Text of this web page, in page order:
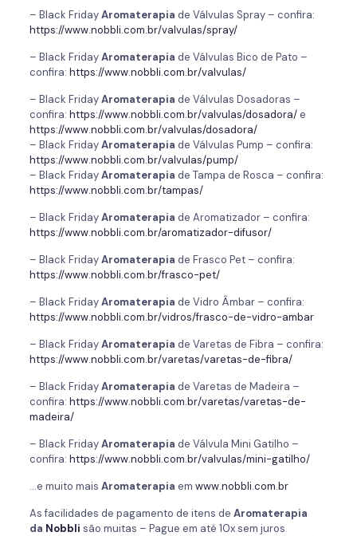
– Black FridayAromaterapia de Válvulas Spray – confira:
https://www.nobbli.com.br/valvulas/spray/
– Black FridayAromaterapia de Válvulas Bico de Pato –
confira: https://www.nobbli.com.br/valvulas/
– Black FridayAromaterapia de Válvulas Dosadoras –
confira: https://www.nobbli.com.br/valvulas/dosadora/e
https://www.nobbli.com.br/valvulas/dosadora/
– Black FridayAromaterapia de Válvulas Pump – confira:
https://www.nobbli.com.br/valvulas/pump/
– Black FridayAromaterapia de Tampa de Rosca – confira:
https://www.nobbli.com.br/tampas/
– Black FridayAromaterapia de Aromatizador – confira:
https://www.nobbli.com.br/aromatizador-difusor/
– Black FridayAromaterapia de Frasco Pet – confira:
https://www.nobbli.com.br/frasco-pet/
– Black FridayAromaterapia de Vidro Âmbar – confira:
https://www.nobbli.com.br/vidros/frasco-de-vidro-ambar
– Black FridayAromaterapia de Varetas de Fibra – confira:
https://www.nobbli.com.br/varetas/varetas-de-fibra/
– Black FridayAromaterapia de Varetas de Madeira –
confira: https://www.nobbli.com.br/varetas/varetas-de-
madeira/
– Black FridayAromaterapia de Válvula Mini Gatilho –
confira: https://www.nobbli.com.br/valvulas/mini-gatilho/
…e muito mais Aromaterapia em www.nobbli.com.br
As facilidades de pagamento de itens de Aromaterapia
da Nobbli são muitas – Pague em até 10x sem juros